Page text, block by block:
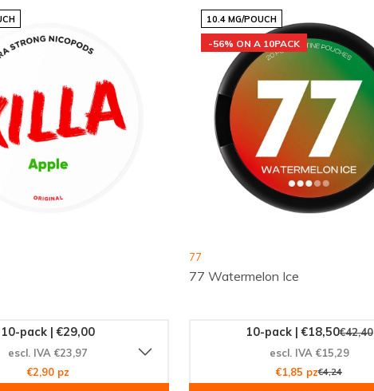
dettagliata
informato e
il tuo ordine
Snussie.com per le
10-pack | €29,00
escl. IVA €23,97
€2,90 pz
10.4 MG/POUCH
-56% ON A 10PACK
77
77 Watermelon Ice
10-pack | €18,50€42,40
escl. IVA €15,29
€1,85 pz€4,24